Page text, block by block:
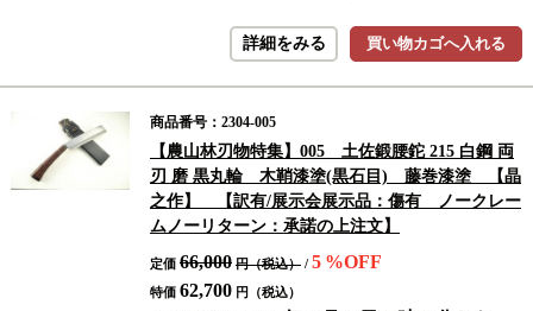
買い物カゴへ入れる
詳細をみる
商品番号：2304-005
【農山林刃物特集】005 土佐鍛腰鉈 215 白鋼 両
刃 磨 黒丸輪 木鞘漆塗(黒石目) 藤巻漆塗 【晶
之作】 【訳有/展示会展示品：傷有 ノークレー
ムノーリターン：承諾の上注文】
定価 66,000 円（税込） / 5 %OFF
特価 62,700 円（税込）